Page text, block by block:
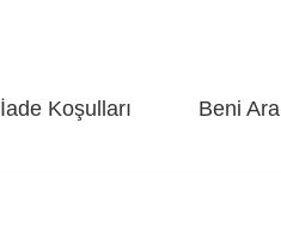
İade Koşulları Beni Ara